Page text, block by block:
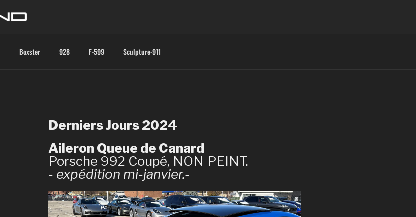
Boxster 928 F-599 Sculpture-911
Derniers Jours 2024
Aileron Queue de Canard
Porsche 992 Coupé, NON PEINT.
- expédition mi-janvier.-